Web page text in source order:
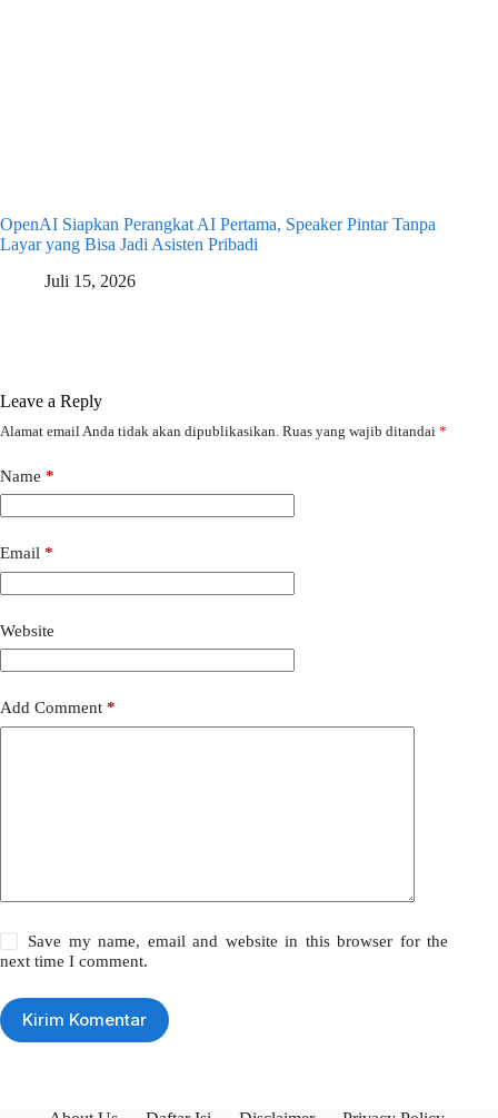
OpenAI Siapkan Perangkat AI Pertama, Speaker Pintar Tanpa
Layar yang Bisa Jadi Asisten Pribadi
Juli 15, 2026
Leave a Reply
Alamat email Anda tidak akan dipublikasikan. Ruas yang wajib ditandai *
Name *
Email *
Website
Add Comment *
Save my name, email and website in this browser for the
next time I comment.
Kirim Komentar